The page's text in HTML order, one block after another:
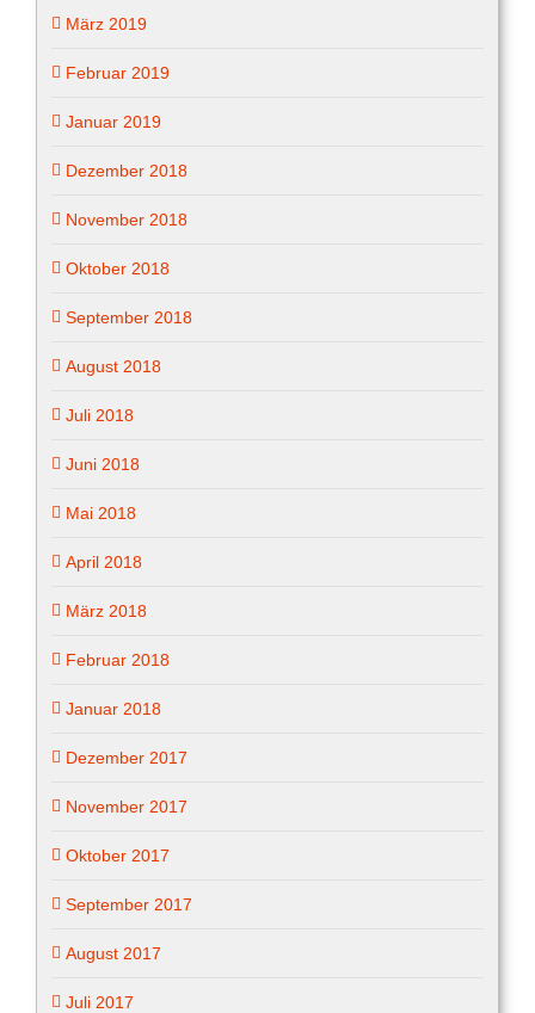
März 2019
Februar 2019
Januar 2019
Dezember 2018
November 2018
Oktober 2018
September 2018
August 2018
Juli 2018
Juni 2018
Mai 2018
April 2018
März 2018
Februar 2018
Januar 2018
Dezember 2017
November 2017
Oktober 2017
September 2017
August 2017
Juli 2017